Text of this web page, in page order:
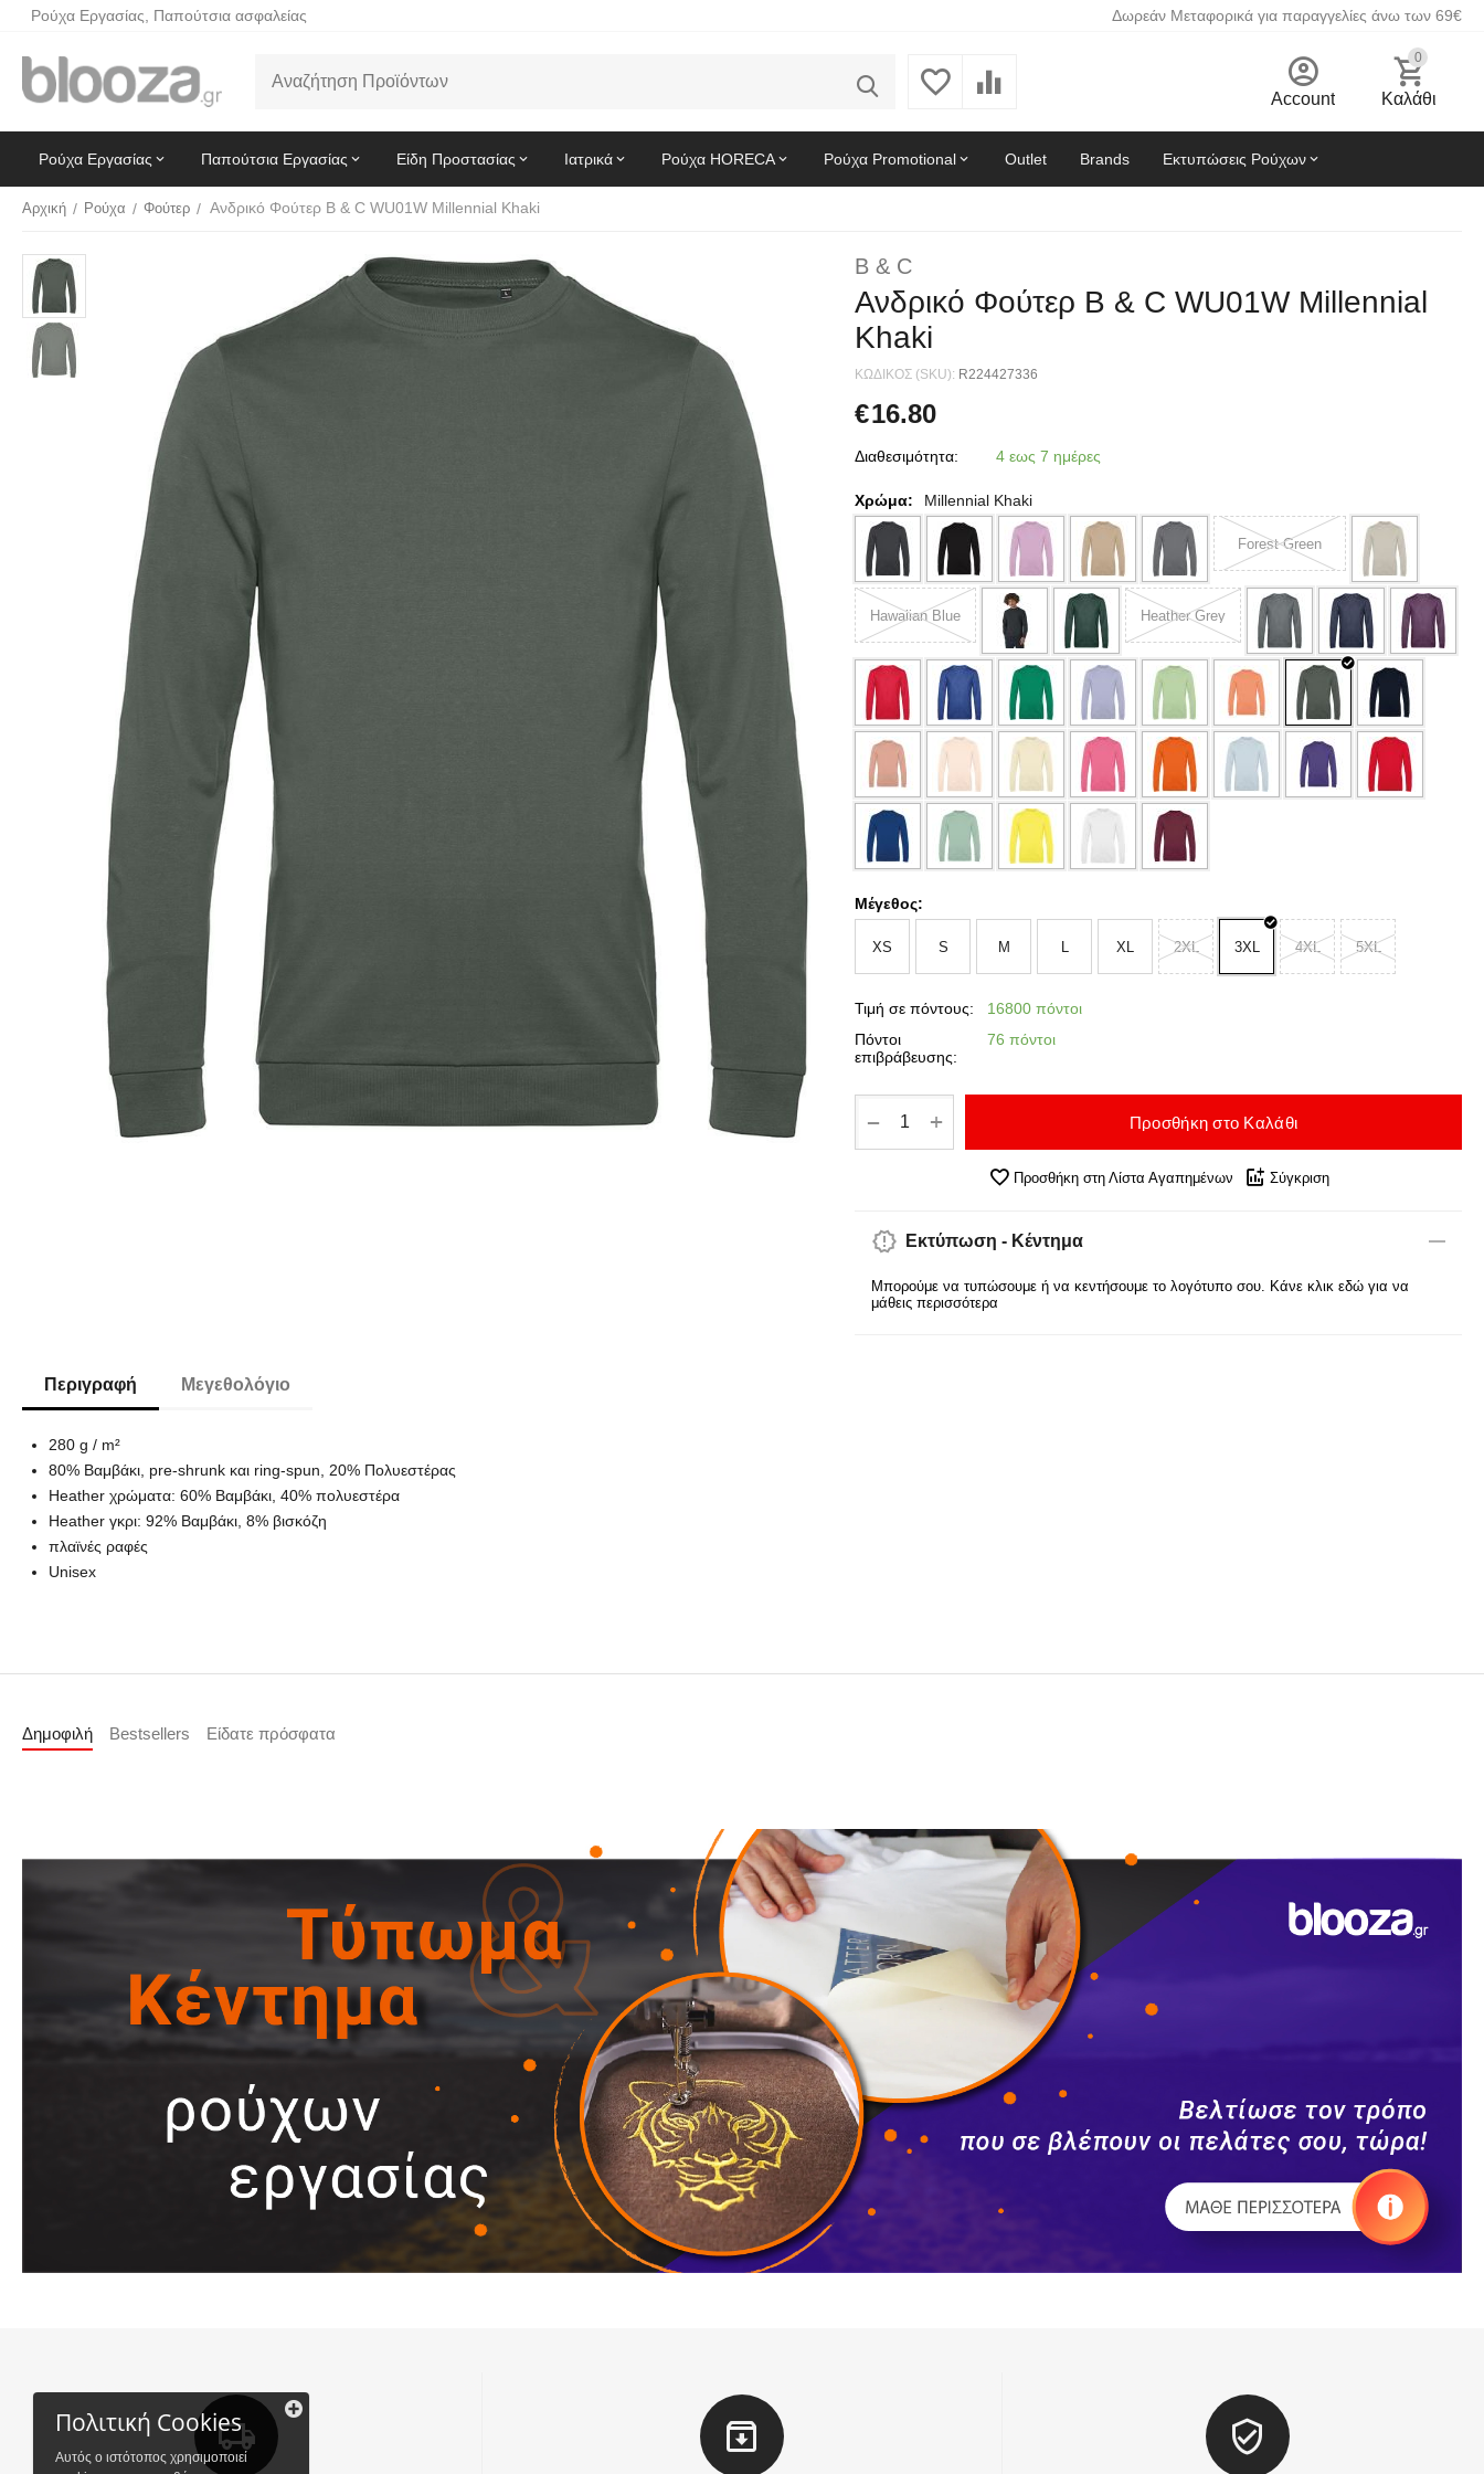
Ρούχα Εργασίας, Παπούτσια ασφαλείας Δωρεάν Μεταφορικά για παραγγελίες άνω των 69€
Account
0
Καλάθι
Ρούχα Εργασίας Παπούτσια Εργασίας Είδη Προστασίας Ιατρικά Ρούχα HORECA Ρούχα Promotional Outlet Brands Εκτυπώσεις Ρούχων
Αρχική / Ρούχα / Φούτερ / Ανδρικό Φούτερ B & C WU01W Millennial Khaki
B & C
Ανδρικό Φούτερ B & C WU01W Millennial
Khaki
ΚΩΔΙΚΟΣ (SKU): R224427336
€16.80
Διαθεσιμότητα: 4 εως 7 ημέρες
Χρώμα: Millennial Khaki
Forest Green
Hawaiian Blue Heather Grey
Μέγεθος:
XS S M L XL 2XL 3XL 4XL 5XL
Τιμή σε πόντους:
16800 πόντοι
Πόντοι
επιβράβευσης:
76 πόντοι
+
− Προσθήκη στο Καλάθι
Προσθήκη στη Λίστα Αγαπημένων Σύγκριση
Εκτύπωση - Κέντημα
Μπορούμε να τυπώσουμε ή να κεντήσουμε το λογότυπο σου. Κάνε κλικ εδώ για να
μάθεις περισσότερα
Περιγραφή Μεγεθολόγιο
280 g / m²
80% Βαμβάκι, pre-shrunk και ring-spun, 20% Πολυεστέρας
Heather χρώματα: 60% Βαμβάκι, 40% πολυεστέρα
Heather γκρι: 92% Βαμβάκι, 8% βισκόζη
πλαϊνές ραφές
Unisex
Δημοφιλή Bestsellers Είδατε πρόσφατα
Πολιτική Cookies
Αυτός ο ιστότοπος χρησιμοποιεί